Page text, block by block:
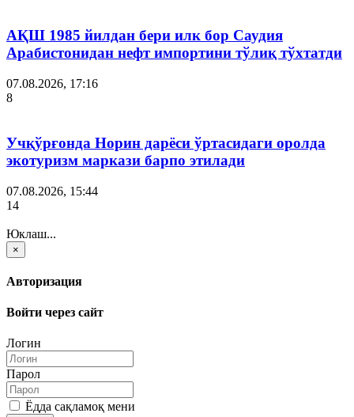
АҚШ 1985 йилдан бери илк бор Саудия
Арабистонидан нефт импортини тўлиқ тўхтатди
07.08.2026, 17:16
8
Учқўрғонда Норин дарёси ўртасидаги оролда
экотуризм маркази барпо этилади
07.08.2026, 15:44
14
Юклаш...
×
Авторизация
Войти через сайт
Логин
Парол
Ёдда сақламоқ мени